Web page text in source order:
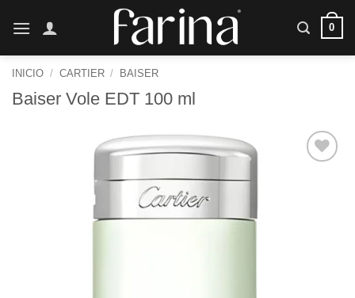
0
INICIO / CARTIER / BAISER
Baiser Vole EDT 100 ml